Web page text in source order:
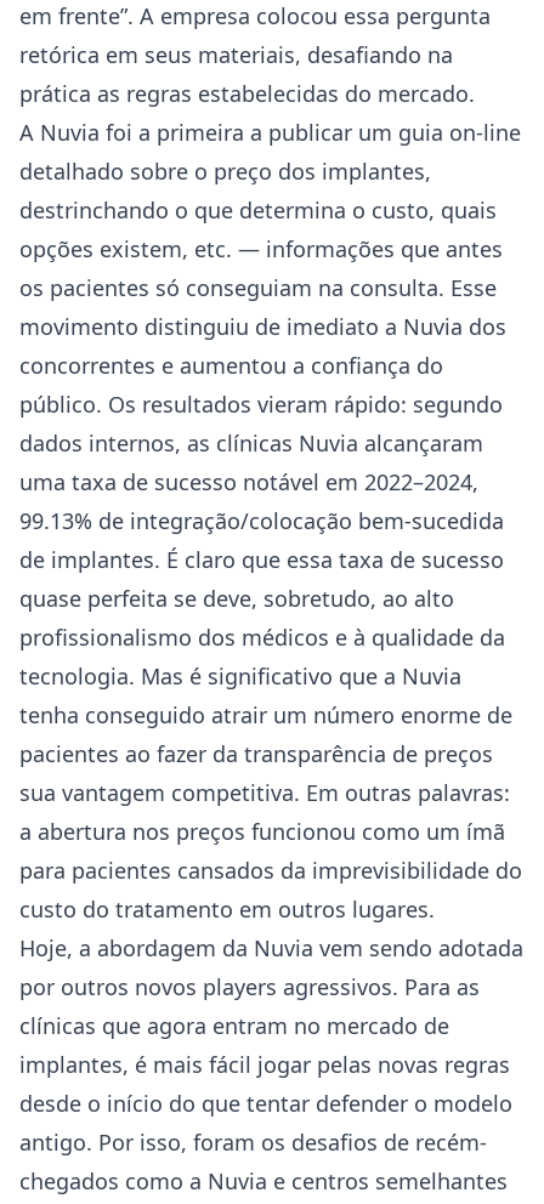
em frente”. A empresa colocou essa pergunta
retórica em seus materiais, desafiando na
prática as regras estabelecidas do mercado.
A Nuvia foi a primeira a publicar um guia on-line
detalhado sobre o preço dos implantes,
destrinchando o que determina o custo, quais
opções existem, etc. — informações que antes
os pacientes só conseguiam na consulta. Esse
movimento distinguiu de imediato a Nuvia dos
concorrentes e aumentou a confiança do
público. Os resultados vieram rápido: segundo
dados internos, as clínicas Nuvia alcançaram
uma taxa de sucesso notável em 2022–2024,
99.13% de integração/colocação bem-sucedida
de implantes. É claro que essa taxa de sucesso
quase perfeita se deve, sobretudo, ao alto
profissionalismo dos médicos e à qualidade da
tecnologia. Mas é significativo que a Nuvia
tenha conseguido atrair um número enorme de
pacientes ao fazer da transparência de preços
sua vantagem competitiva. Em outras palavras:
a abertura nos preços funcionou como um ímã
para pacientes cansados da imprevisibilidade do
custo do tratamento em outros lugares.
Hoje, a abordagem da Nuvia vem sendo adotada
por outros novos players agressivos. Para as
clínicas que agora entram no mercado de
implantes, é mais fácil jogar pelas novas regras
desde o início do que tentar defender o modelo
antigo. Por isso, foram os desafios de recém-
chegados como a Nuvia e centros semelhantes